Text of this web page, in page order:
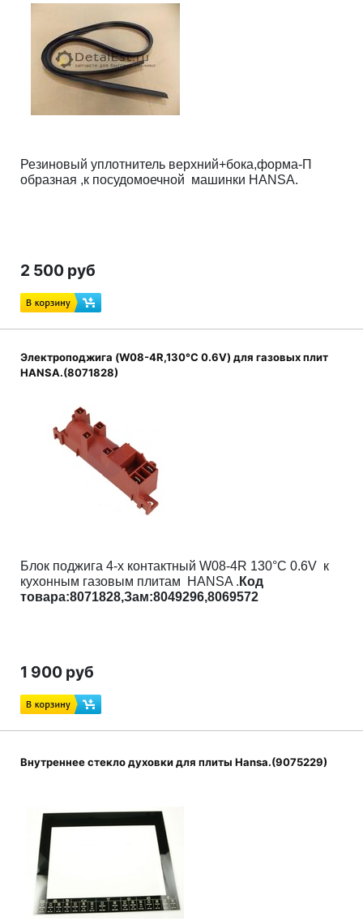
Резиновый уплотнитель верхний+бока,форма-П
образная ,к посудомоечной машинки HANSA.
2 500 руб
Электроподжига (W08-4R,130°C 0.6V) для газовых плит
HANSA.(8071828)
Блок поджига 4-х контактный W08-4R 130°C 0.6V к
кухонным газовым плитам HANSA . Код
товара:8071828,Зам:8049296,8069572
1 900 руб
Внутреннее стекло духовки для плиты Hansa.(9075229)